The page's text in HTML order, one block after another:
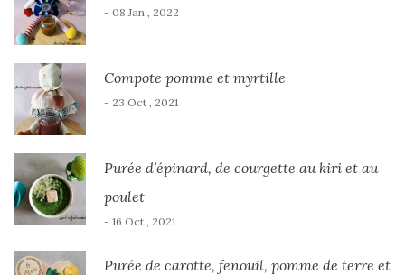
- 08 Jan , 2022
Compote pomme et myrtille
- 23 Oct , 2021
Purée d’épinard, de courgette au kiri et au
poulet
- 16 Oct , 2021
Purée de carotte, fenouil, pomme de terre et